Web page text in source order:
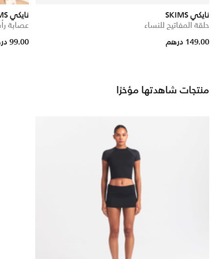
نايكي SKIMS
حلقة المفاتيح للنساء
149.00 درهم
نايكي SKIMS
عصابة
reduced from
to
99.00 درهم
منتجات شاهدتها مؤخرًا